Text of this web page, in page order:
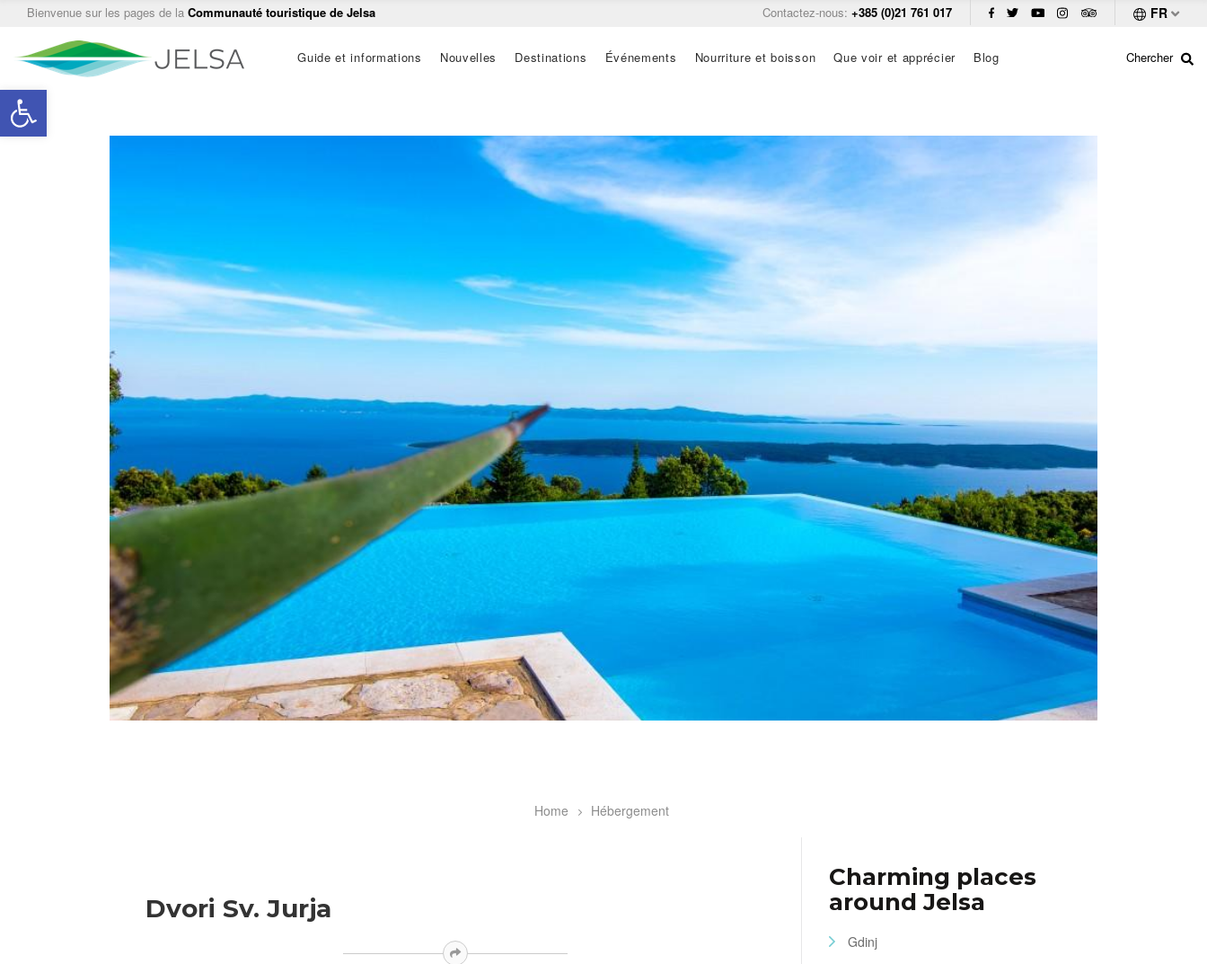
Ouvrir la barre d’outils
Bienvenue sur les pages de la Communauté touristique de Jelsa FR
Contactez-nous: +385 (0)21 761 017
Chercher
MainGuide et informations Nouvelles Destinations Événements Nourriture et boisson Que voir et apprécier Blog
Home Hébergement
Dvori Sv. Jurja
Charming places
around Jelsa
Gdinj